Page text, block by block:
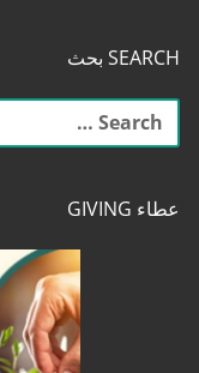
SEARCH بحث
البحث
عن:
عطاء GIVING